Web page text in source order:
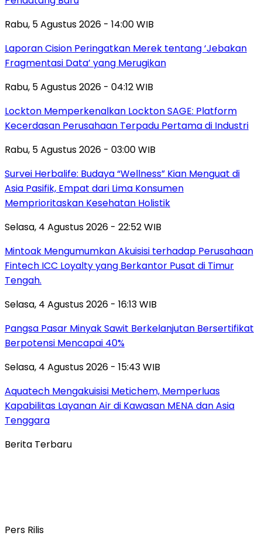
Rabu, 5 Agustus 2026 - 14:00 WIB
Laporan Cision Peringatkan Merek tentang ‘Jebakan
Fragmentasi Data’ yang Merugikan
Rabu, 5 Agustus 2026 - 04:12 WIB
Lockton Memperkenalkan Lockton SAGE: Platform
Kecerdasan Perusahaan Terpadu Pertama di Industri
Rabu, 5 Agustus 2026 - 03:00 WIB
Survei Herbalife: Budaya “Wellness” Kian Menguat di
Asia Pasifik, Empat dari Lima Konsumen
Memprioritaskan Kesehatan Holistik
Selasa, 4 Agustus 2026 - 22:52 WIB
Mintoak Mengumumkan Akuisisi terhadap Perusahaan
Fintech ICC Loyalty yang Berkantor Pusat di Timur
Tengah.
Selasa, 4 Agustus 2026 - 16:13 WIB
Pangsa Pasar Minyak Sawit Berkelanjutan Bersertifikat
Berpotensi Mencapai 40%
Selasa, 4 Agustus 2026 - 15:43 WIB
Aquatech Mengakuisisi Metichem, Memperluas
Kapabilitas Layanan Air di Kawasan MENA dan Asia
Tenggara
Berita Terbaru
Pers Rilis